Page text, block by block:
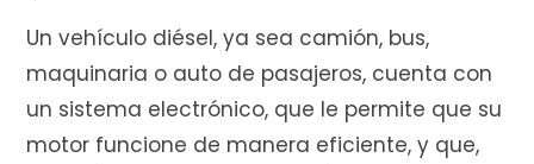
Un vehículo diésel, ya sea camión, bus,
maquinaria o auto de pasajeros, cuenta con
un sistema electrónico, que le permite que su
motor funcione de manera eficiente, y que,